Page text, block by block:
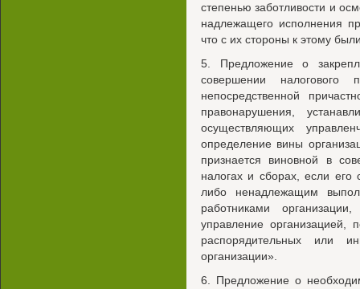
степенью заботливости и
надлежащего исполнения
что с их стороны к этому
5. Предложение о
совершении налогового
непосредственной
правонарушения,
осуществляющих
определение вины
признается виновной в
налогах и сборах, если
либо ненадлежащим
работниками
управление организацией,
распорядительных или
организации».
6. Предложение о